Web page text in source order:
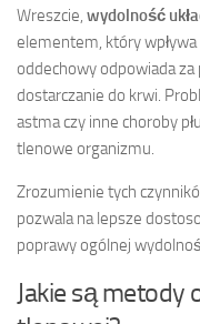
Wreszcie, wydolność
elementem, który
oddechowy odpowiada
dostarczanie do krwi.
astma czy inne choroby
tlenowe organizmu.
Zrozumienie tych
pozwala na lepsze
poprawy ogólnej
Jakie są metody